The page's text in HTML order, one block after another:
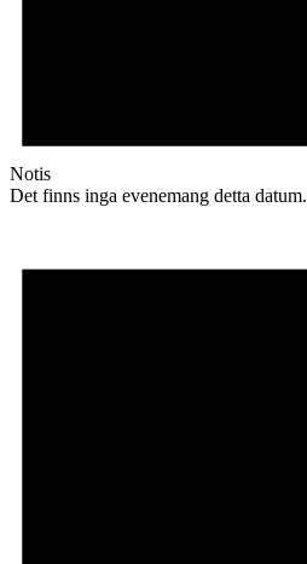
Notis
Det finns inga evenemang detta datum.